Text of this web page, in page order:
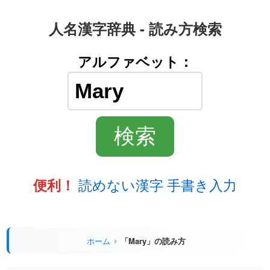
人名漢字辞典 - 読み方検索
アルファベット：
便利！ 読めない漢字 手書き入力
ホーム 「Mary」の読み方